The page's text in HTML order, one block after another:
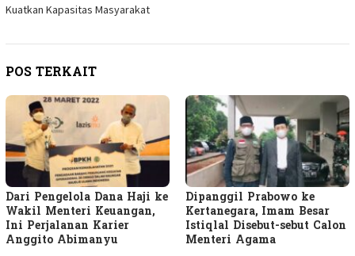
Kuatkan Kapasitas Masyarakat
POS TERKAIT
Dari Pengelola Dana Haji ke
Wakil Menteri Keuangan,
Ini Perjalanan Karier
Anggito Abimanyu
Dipanggil Prabowo ke
Kertanegara, Imam Besar
Istiqlal Disebut-sebut Calon
Menteri Agama